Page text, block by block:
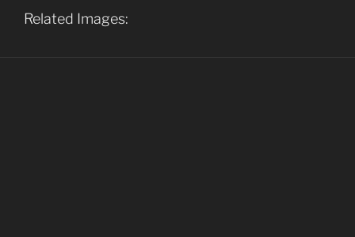
Related Images: